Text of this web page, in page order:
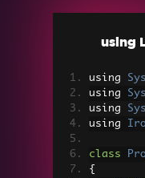
using
using
using
using
using
class
{